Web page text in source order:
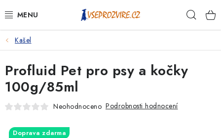
na
PSI
KOČKY
KONĚ
Kašel
Profluid Pet pro psy a kočky
100g/85ml
Neohodnoceno Podrobnosti hodnocení
Doprava zdarma